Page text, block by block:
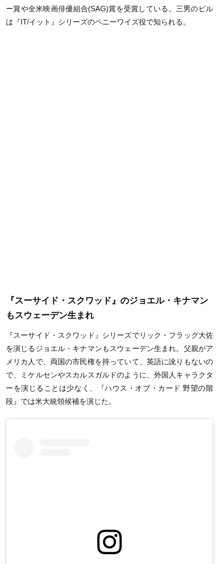
ー賞や全米映画俳優組合(SAG)賞を受賞している。三男のビル
は『IT/イット』シリーズのペニーワイズ役で知られる。
『スーサイド・スクワッド』のジョエル・キナマン
もスウェーデン生まれ
『スーサイド・スクワッド』シリーズでリック・フラッグ大佐
を演じるジョエル・キナマンもスウェーデン生まれ。父親がア
メリカ人で、両国の市民権を持っていて、英語に訛りもないの
で、ミケルセンやスカルスガルドのように、外国人キャラクタ
ーを演じることは少なく、『ハウス・オブ・カード 野望の階
段』では米大統領候補を演じた。